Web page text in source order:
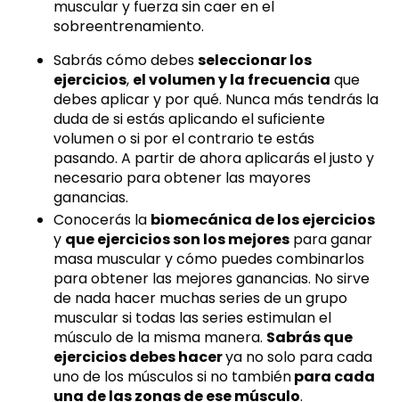
muscular y fuerza sin caer en el
sobreentrenamiento.
Sabrás cómo debesseleccionar los
ejercicios, el volumen y la frecuencia que
debes aplicar y por qué. Nunca más tendrás la
duda de si estás aplicando el suficiente
volumen o si por el contrario te estás
pasando. A partir de ahora aplicarás el justo y
necesario para obtener las mayores
ganancias.
Conocerás la biomecánica de los ejercicios
y que ejercicios son los mejores para ganar
masa muscular y cómo puedes combinarlos
para obtener las mejores ganancias. No sirve
de nada hacer muchas series de un grupo
muscular si todas las series estimulan el
músculo de la misma manera. Sabrás que
ejercicios debes hacerya no solo para cada
uno de los músculos si no tambiénpara cada
una de las zonas de ese músculo.